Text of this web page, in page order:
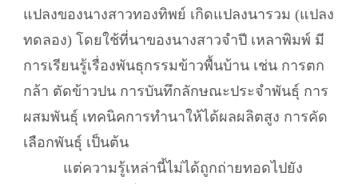
แปลงของนางสาวทองทิพย์ เกิดแปลงนารวม (แปลง
ทดลอง) โดยใช้ที่นาของนางสาวจำปี เหลาพิมพ์ มี
การเรียนรู้เรื่องพันธุกรรมข้าวพื้นบ้าน เช่น การตก
กล้า ตัดข้าวปน การบันทึกลักษณะประจำพันธุ์ การ
ผสมพันธุ์ เทคนิคการทำนาให้ได้ผลผลิตสูง การคัด
เลือกพันธุ์ เป็นต้น
แต่ความรู้เหล่านี้ไม่ได้ถูกถ่ายทอดไปยัง